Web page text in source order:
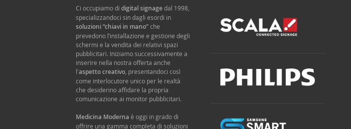
Ci occupiamo di digital signagedal 1998,
specializzandoci sin dagli esordi in
soluzioni “chiavi in mano”che
prevedono l’installazione e gestione degli
schermi e la vendita dei relativi spazi
pubblicitari. Iniziamo successivamente a
inserire nella nostra offerta anche
l'aspetto creativo , presentandoci così
come interlocutore unico per le realtà
che desiderino affidare la propria
comunicazione ai monitor pubblicitari.
Medicina Moderna è oggi in grado di
offrire una gamma completa di soluzioni